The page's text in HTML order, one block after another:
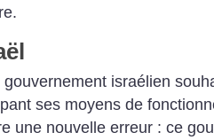
israélien
ses moyens de
une nouvelle erreur : ce